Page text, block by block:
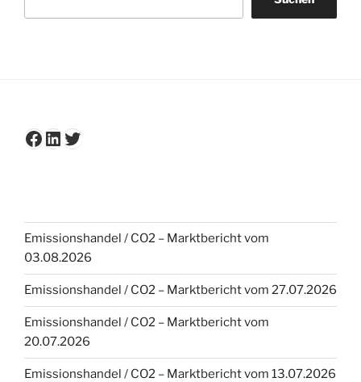
Facebook
LinkedIn
Twitter
Emissionshandel / CO2 – Marktbericht vom
03.08.2026
Emissionshandel / CO2 – Marktbericht vom 27.07.2026
Emissionshandel / CO2 – Marktbericht vom
20.07.2026
Emissionshandel / CO2 – Marktbericht vom 13.07.2026